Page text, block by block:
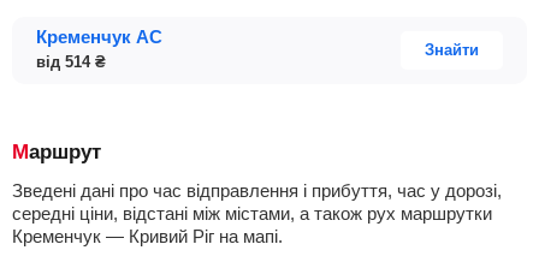
Кременчук АС
від 514 ₴
Знайти
Маршрут
Зведені дані про час відправлення і прибуття, час у дорозі,
середні ціни, відстані між містами, а також рух маршрутки
Кременчук — Кривий Ріг на мапі.